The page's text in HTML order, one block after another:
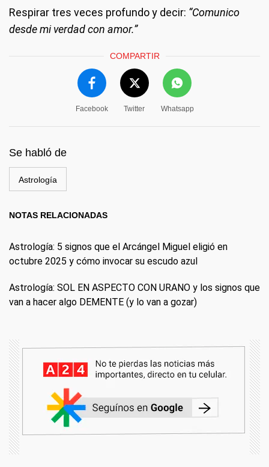
Respirar tres veces profundo y decir: “Comunico
desde mi verdad con amor.”
COMPARTIR
Facebook Twitter Whatsapp
Se habló de
Astrología
NOTAS RELACIONADAS
Astrología: 5 signos que el Arcángel Miguel eligió en
octubre 2025 y cómo invocar su escudo azul
Astrología: SOL EN ASPECTO CON URANO y los signos que
van a hacer algo DEMENTE (y lo van a gozar)